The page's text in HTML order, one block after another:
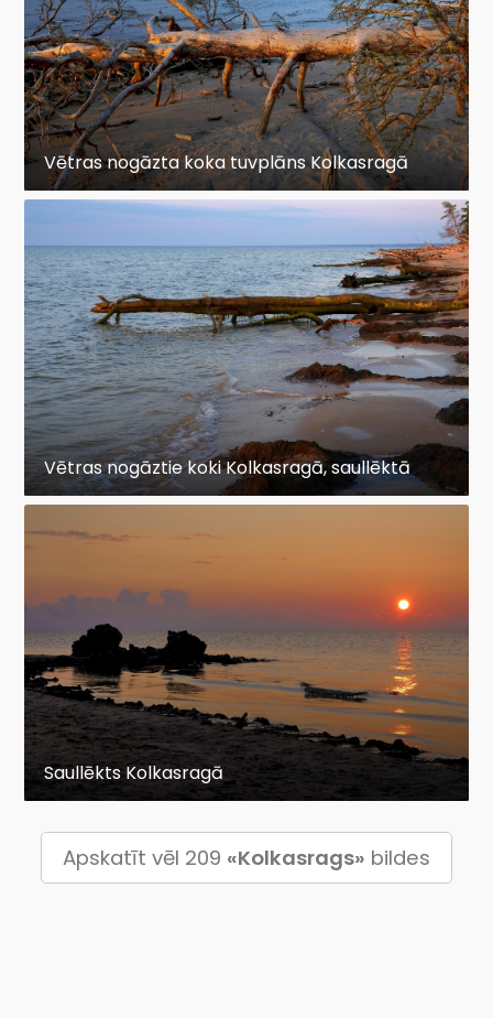
Vētras nogāzta koka tuvplāns Kolkasragā
Vētras nogāztie koki Kolkasragā, saullēktā
Saullēkts Kolkasragā
Apskatīt vēl 209 «Kolkasrags» bildes